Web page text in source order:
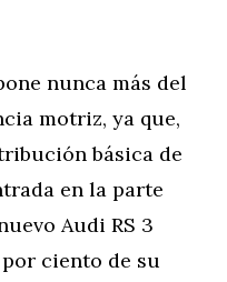
nunca más del
motriz, ya que,
básica de
en la parte
Audi RS 3
ciento de su